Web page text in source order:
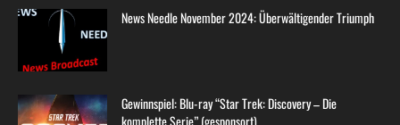
News Needle November 2024: Überwältigender Triumph
Gewinnspiel: Blu-ray “Star Trek: Discovery – Die
komplette Serie” (gesponsort)